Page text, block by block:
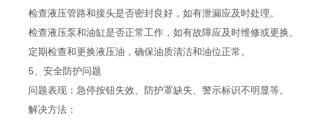
检查液压管路和接头是否密封良好，如有泄漏应及时处理。
检查液压泵和油缸是否正常工作，如有故障应及时维修或更换。
定期检查和更换液压油，确保油质清洁和油位正常。
5、安全防护问题
问题表现：急停按钮失效、防护罩缺失、警示标识不明显等。
解决方法：